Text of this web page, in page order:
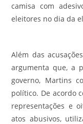
camisa com
eleitores no dia da
Além das
argumenta que, a
governo, Martins
político. De acordo
representações e
atos abusivos,